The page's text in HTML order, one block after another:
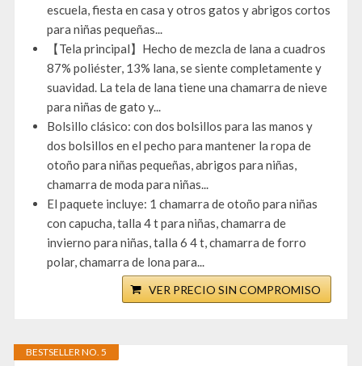
escuela, fiesta en casa y otros gatos y abrigos cortos
para niñas pequeñas...
【Tela principal】Hecho de mezcla de lana a cuadros
87% poliéster, 13% lana, se siente completamente y
suavidad. La tela de lana tiene una chamarra de nieve
para niñas de gato y...
Bolsillo clásico: con dos bolsillos para las manos y
dos bolsillos en el pecho para mantener la ropa de
otoño para niñas pequeñas, abrigos para niñas,
chamarra de moda para niñas...
El paquete incluye: 1 chamarra de otoño para niñas
con capucha, talla 4 t para niñas, chamarra de
invierno para niñas, talla 6 4 t, chamarra de forro
polar, chamarra de lona para...
VER PRECIO SIN COMPROMISO
BESTSELLER NO. 5